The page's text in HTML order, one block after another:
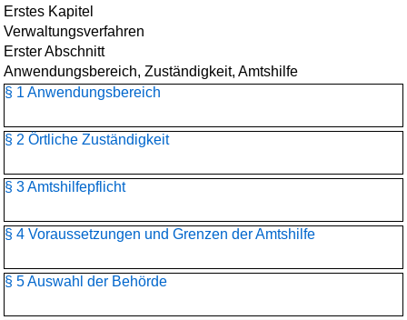
Erstes Kapitel
Verwaltungsverfahren
Erster Abschnitt
Anwendungsbereich, Zuständigkeit, Amtshilfe
§ 1 Anwendungsbereich
§ 2 Örtliche Zuständigkeit
§ 3 Amtshilfepflicht
§ 4 Voraussetzungen und Grenzen der Amtshilfe
§ 5 Auswahl der Behörde